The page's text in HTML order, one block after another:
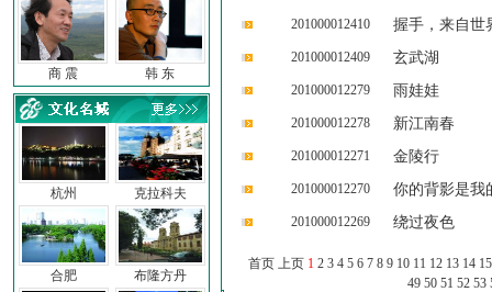
商 震 韩 东
杭州
合肥
克拉科夫
布隆方丹
201000012410 握手，来自世
201000012409 玄武湖
201000012279 雨娃娃
201000012278 新江南春
201000012271 金陵行
201000012270 你的背影是我
201000012269 绕过夜色
首页 上页 1 2 3 4 5 6 7 8 9 10 11 12 13 14 15
49 50 51 52 53